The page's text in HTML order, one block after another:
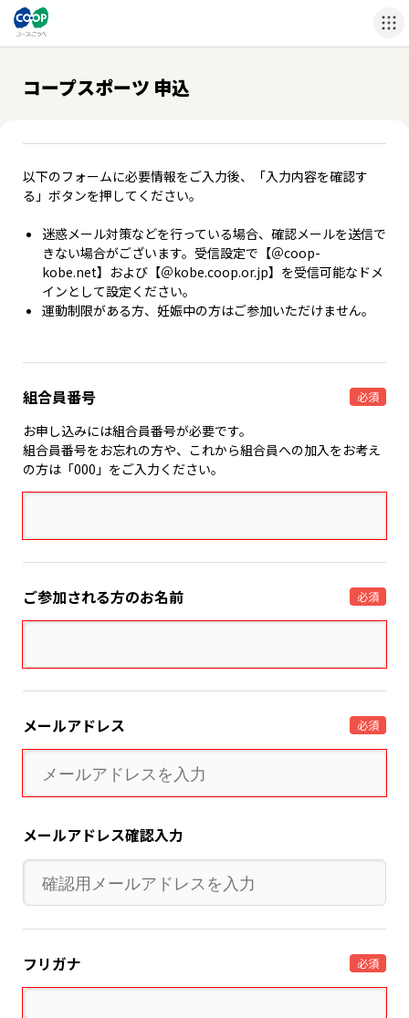
コープスポーツ 申込
以下のフォームに必要情報をご入力後、「入力内容を確認す
る」ボタンを押してください。
迷惑メール対策などを行っている場合、確認メールを送信で
きない場合がございます。受信設定で【＠coop-
kobe.net】および【＠kobe.coop.or.jp】を受信可能なドメ
インとして設定ください。
運動制限がある方、妊娠中の方はご参加いただけません。
組合員番号 必須
お申し込みには組合員番号が必要です。
組合員番号をお忘れの方や、これから組合員への加入をお考え
の方は「000」をご入力ください。
ご参加される方のお名前 必須
メールアドレス 必須
メールアドレス確認入力
フリガナ 必須